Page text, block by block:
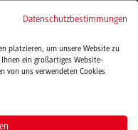
Datenschutzbestimmungen
platzieren, um unsere Website zu
ein großartiges Website-
von uns verwendeten Cookies